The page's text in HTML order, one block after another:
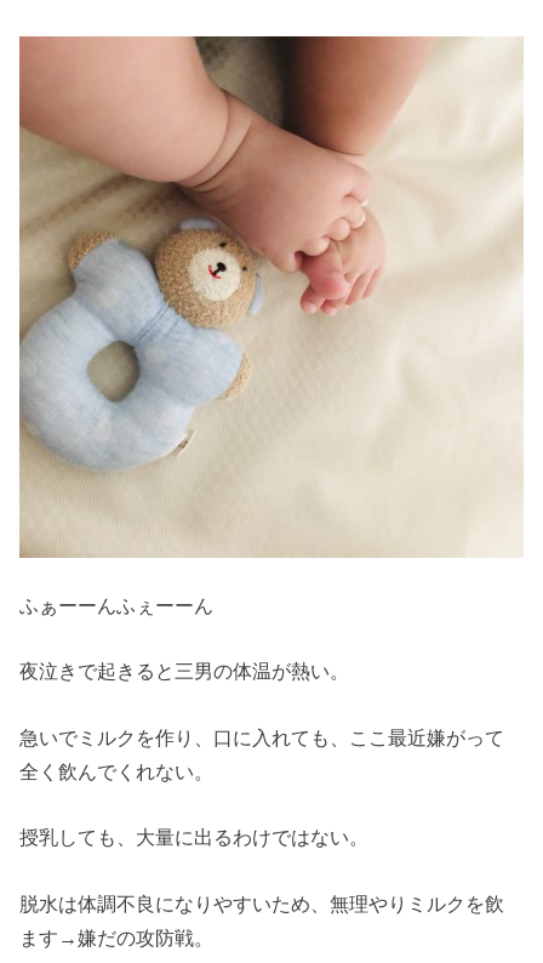
ふぁーーんふぇーーん
夜泣きで起きると三男の体温が熱い。
急いでミルクを作り、口に入れても、ここ最近嫌がって
全く飲んでくれない。
授乳しても、大量に出るわけではない。
脱水は体調不良になりやすいため、無理やりミルクを飲
ます→嫌だの攻防戦。